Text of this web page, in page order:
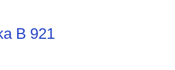
B 921